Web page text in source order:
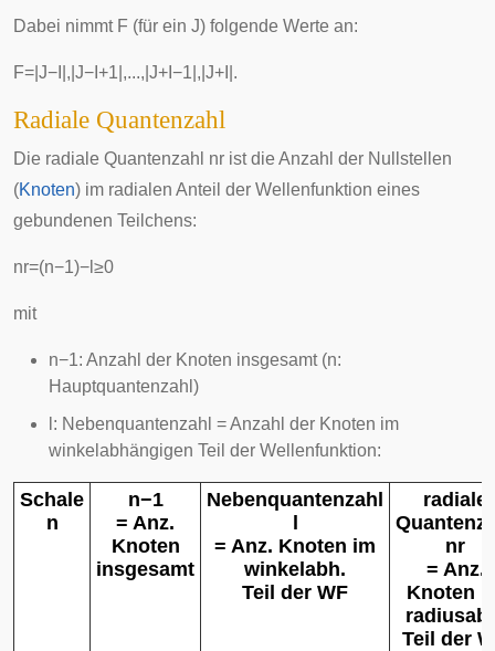
Dabei nimmt F (für ein J) folgende Werte an:
F= J− , J− +1 ,..., J+ −1 , J+ .
Radiale Quantenzahl
Die radiale Quantenzahl nr ist die Anzahl der Nullstellen
(Knoten) im radialen Anteil der Wellenfunktion eines
gebundenen Teilchens:
nr=(n−1)− ≥0
mit
n−1: Anzahl der Knoten insgesamt (n:
Hauptquantenzahl)
: Nebenquantenzahl = Anzahl der Knoten im
winkelabhängigen Teil der Wellenfunktion:
Schale
n
n−1
= Anz.
Knoten
insgesamt
Nebenquantenzahl
= Anz. Knoten im
winkelabh.
Teil der WF
radiale
nr
= Anz.
Knoten
Teil der